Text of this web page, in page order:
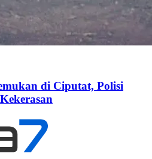
di Ciputat, Polisi